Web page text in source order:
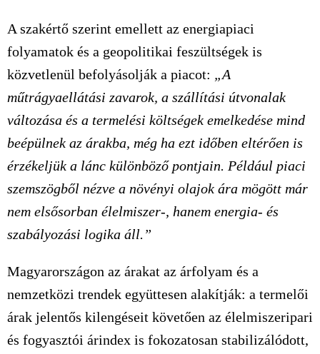
A szakértő szerint emellett az energiapiaci
folyamatok és a geopolitikai feszültségek is
közvetlenül befolyásolják a piacot: „A
műtrágyaellátási zavarok, a szállítási útvonalak
változása és a termelési költségek emelkedése mind
beépülnek az árakba, még ha ezt időben eltérően is
érzékeljük a lánc különböző pontjain. Például piaci
szemszögből nézve a növényi olajok ára mögött már
nem elsősorban élelmiszer‑, hanem energia‑ és
szabályozási logika áll.”
Magyarországon az árakat az árfolyam és a
nemzetközi trendek együttesen alakítják: a termelői
árak jelentős kilengéseit követően az élelmiszeripari
és fogyasztói árindex is fokozatosan stabilizálódott,